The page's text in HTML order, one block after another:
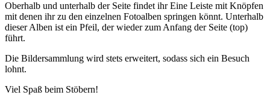
Oberhalb und unterhalb der Seite findet ihr Eine Leiste mit Knöpfen
mit denen ihr zu den einzelnen Fotoalben springen könnt. Unterhalb
dieser Alben ist ein Pfeil, der wieder zum Anfang der Seite (top)
führt.
Die Bildersammlung wird stets erweitert, sodass sich ein Besuch
lohnt.
Viel Spaß beim Stöbern!